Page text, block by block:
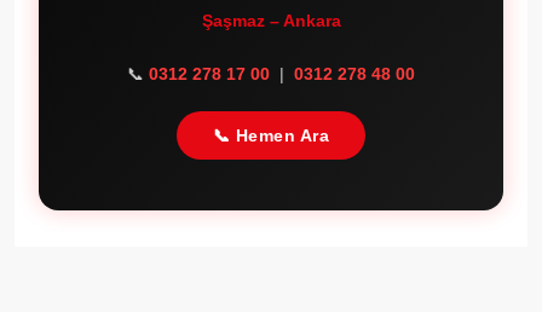
Şaşmaz – Ankara
📞 0312 278 17 00 | 0312 278 48 00
📞 Hemen Ara